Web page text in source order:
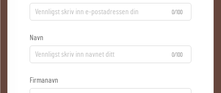
0/100
Navn
0/100
Firmanavn